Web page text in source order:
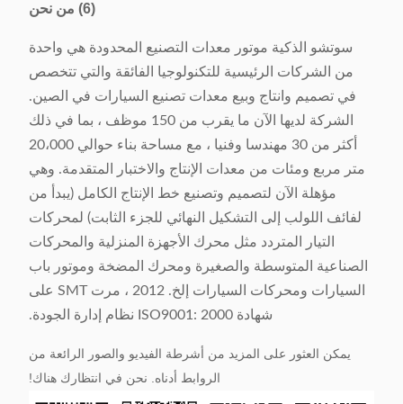
(6) من نحن
سوتشو الذكية موتور معدات التصنيع المحدودة هي واحدة
من الشركات الرئيسية للتكنولوجيا الفائقة والتي تتخصص
في تصميم وانتاج وبيع معدات تصنيع السيارات في الصين.
الشركة لديها الآن ما يقرب من 150 موظف ، بما في ذلك
أكثر من 30 مهندسا وفنيا ، مع مساحة بناء حوالي 20،000
متر مربع ومئات من معدات الإنتاج والاختبار المتقدمة. وهي
مؤهلة الآن لتصميم وتصنيع خط الإنتاج الكامل (يبدأ من
لفائف اللولب إلى التشكيل النهائي للجزء الثابت) لمحركات
التيار المتردد مثل محرك الأجهزة المنزلية والمحركات
الصناعية المتوسطة والصغيرة ومحرك المضخة وموتور باب
السيارات ومحركات السيارات إلخ. 2012 ، مرت SMT على
شهادة ISO9001: 2000 نظام إدارة الجودة.
يمكن العثور على المزيد من أشرطة الفيديو والصور الرائعة من
الروابط أدناه. نحن في انتظارك هناك!